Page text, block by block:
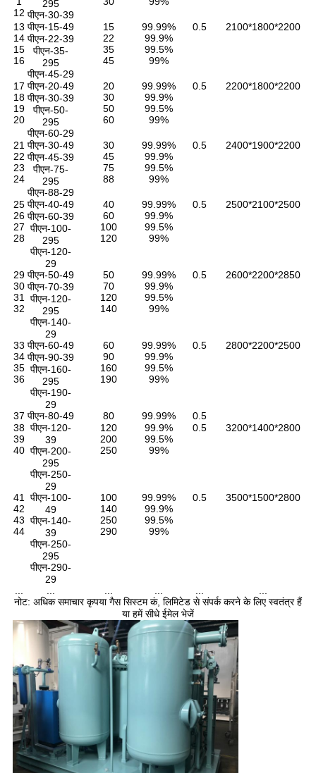
12
295
पीएन-30-39
13
14
15
16
पीएन-15-49
पीएन-22-39
पीएन-35-
295
पीएन-45-29
15
22
35
45
99.99%
99.9%
99.5%
99%
0.5 2100*1800*2200
17
18
19
20
पीएन-20-49
पीएन-30-39
पीएन-50-
295
पीएन-60-29
20
30
50
60
99.99%
99.9%
99.5%
99%
0.5 2200*1800*2200
21
22
23
24
पीएन-30-49
पीएन-45-39
पीएन-75-
295
पीएन-88-29
30
45
75
88
99.99%
99.9%
99.5%
99%
0.5 2400*1900*2200
25
26
27
28
पीएन-40-49
पीएन-60-39
पीएन-100-
295
पीएन-120-
29
40
60
100
120
99.99%
99.9%
99.5%
99%
0.5 2500*2100*2500
29
30
31
32
पीएन-50-49
पीएन-70-39
पीएन-120-
295
पीएन-140-
29
50
70
120
140
99.99%
99.9%
99.5%
99%
0.5 2600*2200*2850
33
34
35
36
पीएन-60-49
पीएन-90-39
पीएन-160-
295
पीएन-190-
29
60
90
160
190
99.99%
99.9%
99.5%
99%
0.5 2800*2200*2500
37 पीएन-80-49 80 99.99%
0.5
38
39
40
पीएन-120-
39
पीएन-200-
295
पीएन-250-
29
120
200
250
99.9%
99.5%
99%
0.5 3200*1400*2800
41
42
43
44
पीएन-100-
49
पीएन-140-
39
पीएन-250-
295
पीएन-290-
29
100
140
250
290
99.99%
99.9%
99.5%
99%
0.5 3500*1500*2800
... ... ... ... ...
...
नोट: अधिक समाचार कृपया गैस सिस्टम कं, लिमिटेड से संपर्क करने के लिए स्वतंत्र हैं
या हमें सीधे ईमेल भेजें